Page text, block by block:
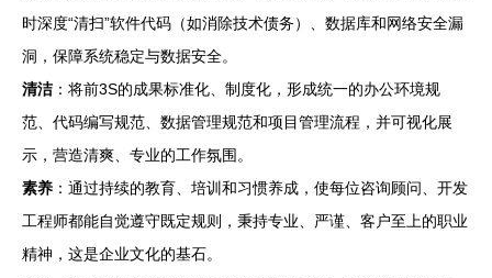
时深度“清扫”软件代码（如消除技术债务）、数据库和网络安全漏
洞，保障系统稳定与数据安全。
清洁 ：将前3S的成果标准化、制度化，形成统一的办公环境规
范、代码编写规范、数据管理规范和项目管理流程，并可视化展
示，营造清爽、专业的工作氛围。
素养 ：通过持续的教育、培训和习惯养成，使每位咨询顾问、开发
工程师都能自觉遵守既定规则，秉持专业、严谨、客户至上的职业
精神，这是企业文化的基石。